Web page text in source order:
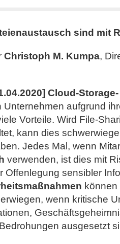
sind mit
Christoph M. Kumpa,
Cloud-Storage-
Unternehmen aufgrund
Vorteile. Wird File-
kann dies
Jedes Mal, wenn
verwenden, ist dies mit
Offenlegung sensibler
wenn kritische
ausgesetzt